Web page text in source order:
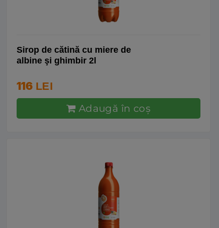
Sirop de cătină cu miere de
albine şi ghimbir 2l
116 LEI
Adaugă în coş